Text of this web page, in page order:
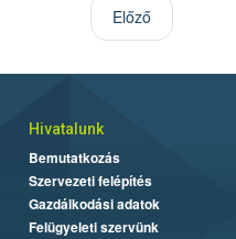
Előző
Hivatalunk
Bemutatkozás
Szervezeti felépítés
Gazdálkodási adatok
Felügyeleti szervünk